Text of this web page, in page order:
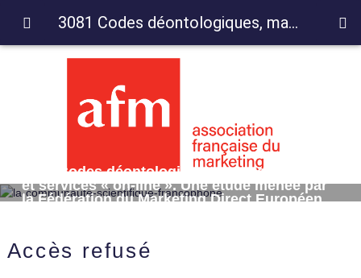
3081 Codes déontologiques, marketing direct
et services « on-line ». Une étude menée par
la Fédération du Marketing Direct Européen
Accès refusé
3081 Codes déontologiques, marketing direct et services « on-line ». Une étude menée par la Fédération du Marketing Direct Européen (FEDMA)